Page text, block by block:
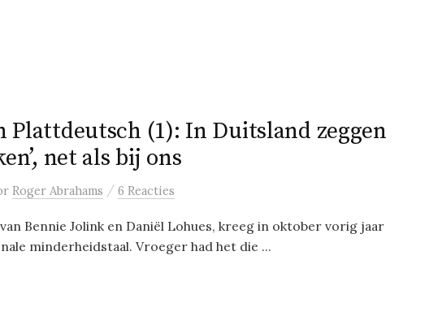
Plattdeutsch (1): In Duitsland zeggen
net als bij ons
Roger Abrahams / 6 Reacties
Bennie Jolink en Daniël Lohues, kreeg in oktober vorig jaar
minderheidstaal. Vroeger had het die ...